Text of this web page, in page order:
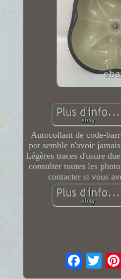
Autocollant de code-
pot semble n'avoir
Légères traces d'usure
consulter toutes les
contacter si vous